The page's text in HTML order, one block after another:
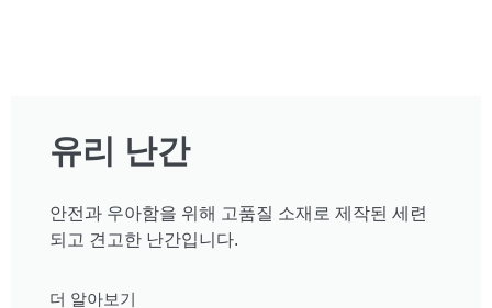
유리 난간
안전과 우아함을 위해 고품질 소재로 제작된 세련
되고 견고한 난간입니다.
더 알아보기